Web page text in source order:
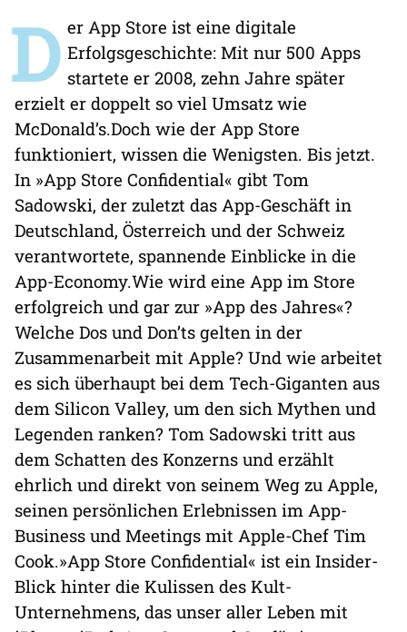
D er App Store ist eine digitale
Erfolgsgeschichte: Mit nur 500 Apps
startete er 2008, zehn Jahre später
erzielt er doppelt so viel Umsatz wie
McDonald’s.Doch wie der App Store
funktioniert, wissen die Wenigsten. Bis jetzt.
In »App Store Confidential« gibt Tom
Sadowski, der zuletzt das App-Geschäft in
Deutschland, Österreich und der Schweiz
verantwortete, spannende Einblicke in die
App-Economy.Wie wird eine App im Store
erfolgreich und gar zur »App des Jahres«?
Welche Dos und Don’ts gelten in der
Zusammenarbeit mit Apple? Und wie arbeitet
es sich überhaupt bei dem Tech-Giganten aus
dem Silicon Valley, um den sich Mythen und
Legenden ranken? Tom Sadowski tritt aus
dem Schatten des Konzerns und erzählt
ehrlich und direkt von seinem Weg zu Apple,
seinen persönlichen Erlebnissen im App-
Business und Meetings mit Apple-Chef Tim
Cook.»App Store Confidential« ist ein Insider-
Blick hinter die Kulissen des Kult-
Unternehmens, das unser aller Leben mit